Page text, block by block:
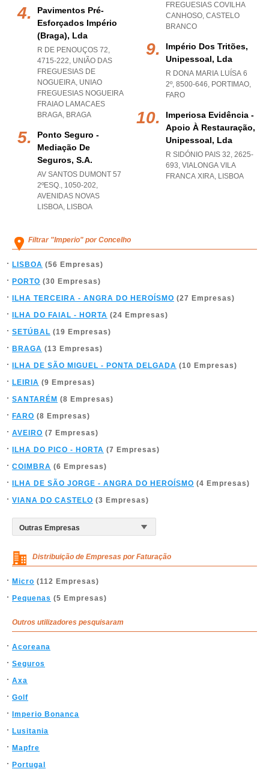
Pavimentos Pré-
Esforçados Império
(braga), Lda
R DE PENOUÇOS 72,
4715-222, UNIÃO DAS
FREGUESIAS DE
NOGUEIRA, UNIAO
FREGUESIAS NOGUEIRA
FRAIAO LAMACAES
BRAGA, BRAGA
Ponto Seguro -
Mediação De
Seguros, S.a.
AV SANTOS DUMONT 57
2ºESQ., 1050-202,
AVENIDAS NOVAS
LISBOA, LISBOA
FREGUESIAS COVILHA
CANHOSO, CASTELO
BRANCO
Império Dos Tritões,
Unipessoal, Lda
R DONA MARIA LUÍSA 6
2º, 8500-646, PORTIMAO,
FARO
Imperiosa Evidência -
Apoio À Restauração,
Unipessoal, Lda
R SIDÓNIO PAIS 32, 2625-
693, VIALONGA VILA
FRANCA XIRA, LISBOA
Filtrar "Imperio" por Concelho
LISBOA (56 Empresas)
PORTO (30 Empresas)
ILHA TERCEIRA - ANGRA DO HEROÍSMO (27 Empresas)
ILHA DO FAIAL - HORTA (24 Empresas)
SETÚBAL (19 Empresas)
BRAGA (13 Empresas)
ILHA DE SÃO MIGUEL - PONTA DELGADA (10 Empresas)
LEIRIA (9 Empresas)
SANTARÉM (8 Empresas)
FARO (8 Empresas)
AVEIRO (7 Empresas)
ILHA DO PICO - HORTA (7 Empresas)
COIMBRA (6 Empresas)
ILHA DE SÃO JORGE - ANGRA DO HEROÍSMO (4 Empresas)
VIANA DO CASTELO (3 Empresas)
Distribuição de Empresas por Faturação
Micro (112 Empresas)
Pequenas (5 Empresas)
Outros utilizadores pesquisaram
Acoreana
Seguros
Axa
Golf
Imperio Bonanca
Lusitania
Mapfre
Portugal